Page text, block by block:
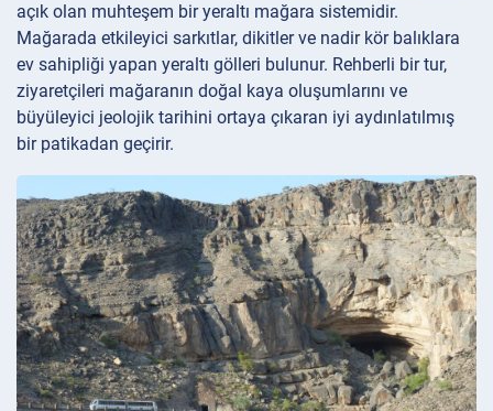
açık olan muhteşem bir yeraltı mağara sistemidir.
Mağarada etkileyici sarkıtlar, dikitler ve nadir kör balıklara
ev sahipliği yapan yeraltı gölleri bulunur. Rehberli bir tur,
ziyaretçileri mağaranın doğal kaya oluşumlarını ve
büyüleyici jeolojik tarihini ortaya çıkaran iyi aydınlatılmış
bir patikadan geçirir.